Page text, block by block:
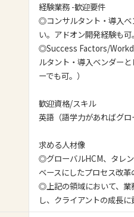
経験業務 -歓迎要件
◎コンサルタント・導入ベ
い。アドオン開発経験も可
◎Success Factors/
ルタント・導入ベンダー
ーでも可。）
歓迎資格/スキル
英語（語学力があればグ
求める人材像
◎グローバルHCM、タレ
ベースにしたプロセス改
◎上記の領域において、業
し、クライアントの成長